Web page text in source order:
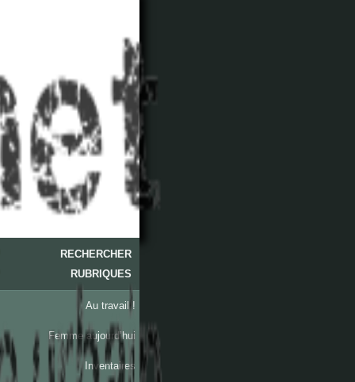
RECHERCHER
RUBRIQUES
Au travail !
Femme aujourd’hui
Inventaires